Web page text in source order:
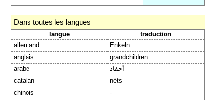
Dans toutes les langues
langue
traduction
allemand
Enkeln
anglais
grandchildren
arabe
أحفاد
catalan
néts
chinois
-